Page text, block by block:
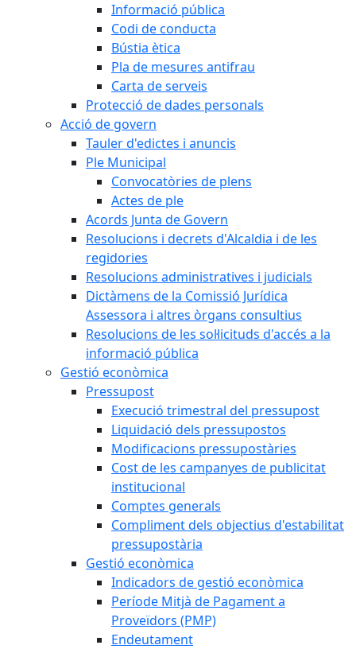
Informació pública
Codi de conducta
Bústia ètica
Pla de mesures antifrau
Carta de serveis
Protecció de dades personals
Acció de govern
Tauler d'edictes i anuncis
Ple Municipal
Convocatòries de plens
Actes de ple
Acords Junta de Govern
Resolucions i decrets d'Alcaldia i de les
regidories
Resolucions administratives i judicials
Dictàmens de la Comissió Jurídica
Assessora i altres òrgans consultius
Resolucions de les sol·licituds d'accés a la
informació pública
Gestió econòmica
Pressupost
Execució trimestral del pressupost
Liquidació dels pressupostos
Modificacions pressupostàries
Cost de les campanyes de publicitat
institucional
Comptes generals
Compliment dels objectius d'estabilitat
pressupostària
Gestió econòmica
Indicadors de gestió econòmica
Període Mitjà de Pagament a
Proveïdors (PMP)
Endeutament